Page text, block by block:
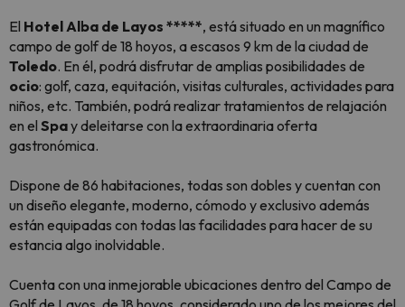
El Hotel Alba de Layos *****, está situado en un magnífico
campo de golf de 18 hoyos, a escasos 9 km de la ciudad de
Toledo. En él, podrá disfrutar de amplias posibilidades de
ocio: golf, caza, equitación, visitas culturales, actividades para
niños, etc. También, podrá realizar tratamientos de relajación
en el Spay deleitarse con la extraordinaria oferta
gastronómica.
Dispone de 86 habitaciones, todas son dobles y cuentan con
un diseño elegante, moderno, cómodo y exclusivo además
están equipadas con todas las facilidades para hacer de su
estancia algo inolvidable.
Cuenta con una inmejorable ubicaciones dentro del Campo de